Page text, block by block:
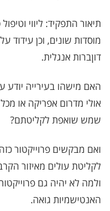
תיאור התפקיד: ליווי
מוסדות שונים, וכן עידוד
דוןברות אנגלית.
האם מישהו בעירייה יודע
אולי מדרום אפריקה או
שמש שואפת לקליטתם?
ואם מבקשים פרוייקטור
לקליטת עולים מאיזור
ולמה לא יהיה גם
האנטישמיות גואה.